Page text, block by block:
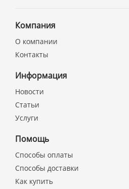
Компания
О компании
Контакты
Информация
Новости
Статьи
Услуги
Помощь
Способы оплаты
Способы доставки
Как купить